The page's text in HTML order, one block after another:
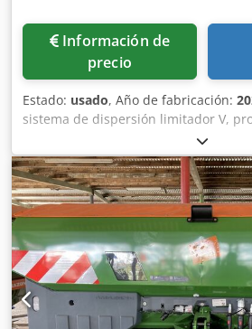
Información de
precio
Estado: usado, Año de fabricación:
sistema de dispersión limitador V,
indicador mecánico/posición del
ZA-V, superestructura de tolva S
montaje para unidades básicas ZA,
acoplamiento de fricción,
iluminación LED trasera. Chodpst